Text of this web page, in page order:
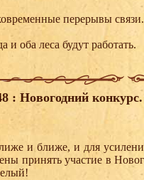
перерывы связи.
и оба леса будут работать.
: Новогодний конкурс.
и ближе, и для
принять участие в